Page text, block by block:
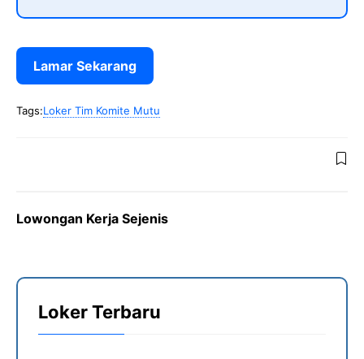
Lamar Sekarang
Tags:Loker Tim Komite Mutu
Lowongan Kerja Sejenis
Loker Terbaru